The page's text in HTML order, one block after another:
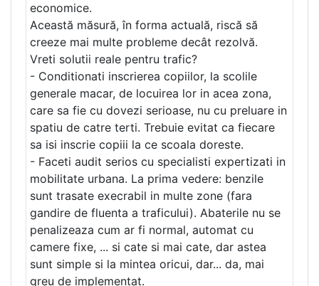
economice.
Această măsură, în forma actuală, riscă să
creeze mai multe probleme decât rezolvă.
Vreti solutii reale pentru trafic?
- Conditionati inscrierea copiilor, la scolile
generale macar, de locuirea lor in acea zona,
care sa fie cu dovezi serioase, nu cu preluare in
spatiu de catre terti. Trebuie evitat ca fiecare
sa isi inscrie copiii la ce scoala doreste.
- Faceti audit serios cu specialisti expertizati in
mobilitate urbana. La prima vedere: benzile
sunt trasate execrabil in multe zone (fara
gandire de fluenta a traficului). Abaterile nu se
penalizeaza cum ar fi normal, automat cu
camere fixe, ... si cate si mai cate, dar astea
sunt simple si la mintea oricui, dar... da, mai
greu de implementat.